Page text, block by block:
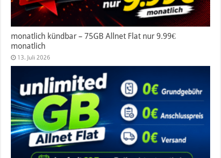
monatlich kündbar – 75GB Allnet Flat nur 9.99€
monatlich
13. Juli 2026